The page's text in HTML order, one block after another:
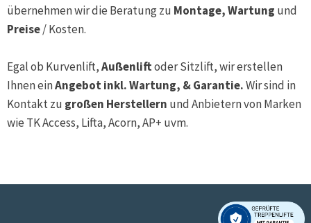
übernehmen wir die Beratung zu Montage, Wartung und
Preise/ Kosten.
Egal ob Kurvenlift,Außenliftoder Sitzlift, wir erstellen
Ihnen einAngebot inkl. Wartung, & Garantie.Wir sind in
Kontakt zu großen Herstellern und Anbietern von Marken
wie TK Access, Lifta, Acorn, AP+ uvm.